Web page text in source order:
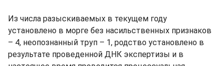
Из числа разыскиваемых в текущем году
установлено в морге без насильственных признаков
– 4, неопознанный труп – 1, родство установлено в
результате проведенной ДНК экспертизы и в